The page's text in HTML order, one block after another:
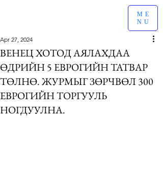
ME
NU
ВЕНЕЦ ХОТОД АЯЛАХДАА
ӨДРИЙН 5 ЕВРОГИЙН ТАТВАР
ТӨЛНӨ. ЖУРМЫГ ЗӨРЧВӨЛ 300
ЕВРОГИЙН ТОРГУУЛЬ
НОГДУУЛНА.
Apr 27, 2024